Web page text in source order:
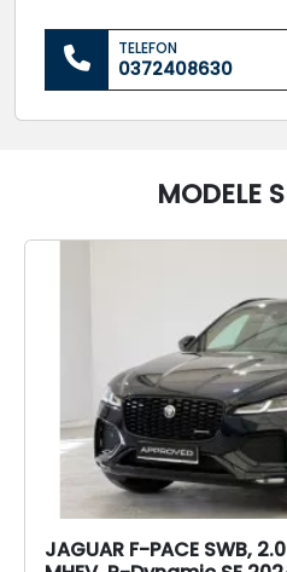
TELEFON
0372408630
MODELE
JAGUAR F-PACE SWB,